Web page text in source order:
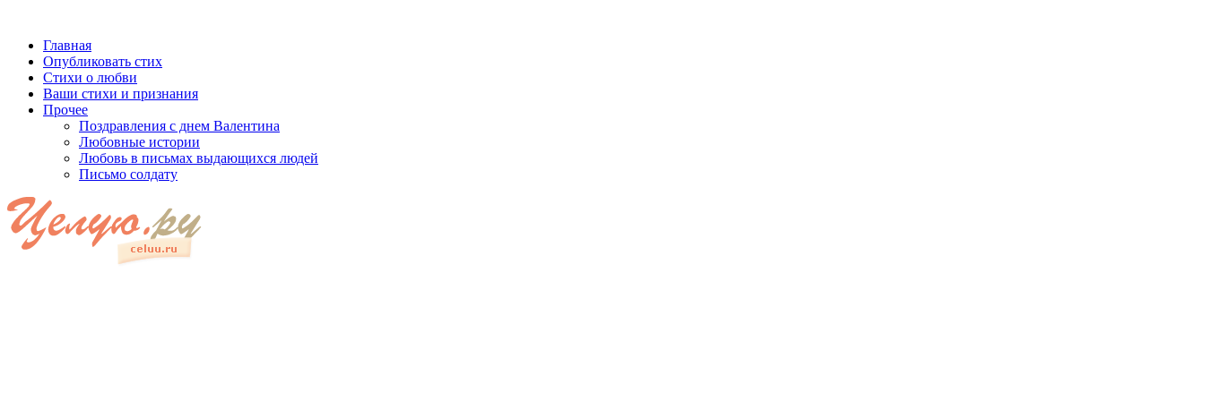
Главная
Опубликовать стих
Стихи о любви
Ваши стихи и признания
Прочее
Поздравления с днем Валентина
Любовные истории
Любовь в письмах выдающихся людей
Письмо солдату